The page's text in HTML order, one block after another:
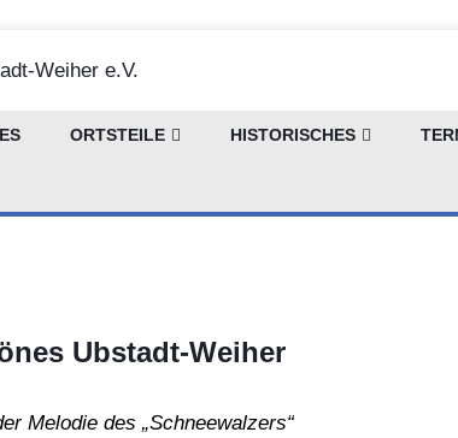
ORTSTEILE HISTORISCHES
Ubstadt-Weiher
Melodie des „Schneewalzers“